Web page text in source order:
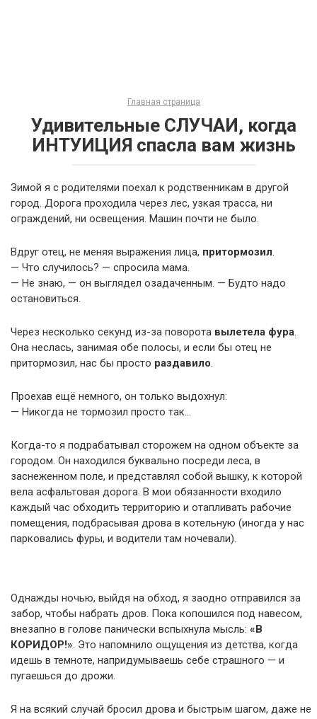
Главная страница
Удивительные СЛУЧАИ, когда
ИНТУИЦИЯ спaсла вам жизнь
Зимой я с родителями поехал к родственникам в другой
город. Дорога проходила через лес, узкая трасса, ни
ограждений, ни освещения. Машин почти не было.
Вдруг отец, не меняя выражения лица, притормозил.
— Что случилось? — спросила мама.
— Не знаю, — он выглядел озадаченным. — Будто надо
остановиться.
Через несколько секунд из-за поворота вылетела фура.
Она неслась, занимая обе полосы, и если бы отец не
притормозил, нас бы просто раздавило.
Проехав ещё немного, он только выдохнул:
— Никогда не тормозил просто так…
Когда-то я подрабатывал сторожем на одном объекте за
городом. Он находился буквально посреди леса, в
заснеженном поле, и представлял собой вышку, к которой
вела асфальтовая дорога. В мои обязанности входило
каждый час обходить территорию и отапливать рабочие
помещения, подбрасывая дрова в котельную (иногда у нас
парковались фуры, и водители там ночевали).
Однажды ночью, выйдя на обход, я заодно отправился за
забор, чтобы набрать дров. Пока копошился под навесом,
внезапно в голове панически вспыхнула мысль: «В
КОРИДОР!». Это напомнило ощущения из детства, когда
идешь в темноте, напридумываешь себе страшного — и
пугаешься до дрожи.
Я на всякий случай бросил дрова и быстрым шагом, даже не